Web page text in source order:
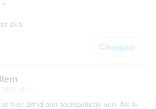
oké.
Reageer
er hier altijd een taalspelletje van. Als ik